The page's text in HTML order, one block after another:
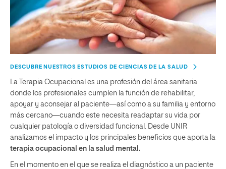
DESCUBRE NUESTROS ESTUDIOS DE CIENCIAS DE LA SALUD
La Terapia Ocupacional es una profesión del área sanitaria
donde los profesionales cumplen la función de rehabilitar,
apoyar y aconsejar al paciente—así como a su familia y entorno
más cercano—cuando este necesita readaptar su vida por
cualquier patología o diversidad funcional. Desde UNIR
analizamos el impacto y los principales beneficios que aporta la
terapia ocupacional en la salud mental.
En el momento en el que se realiza el diagnóstico a un paciente